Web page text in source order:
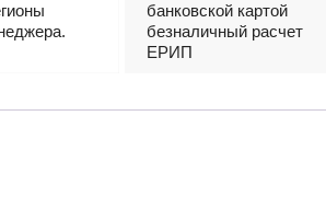
банковской картой
безналичный расчет
ЕРИП